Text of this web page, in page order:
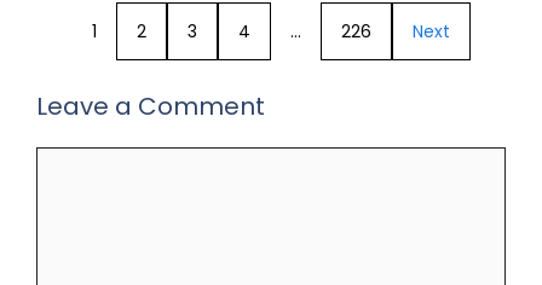
1 2 3 4 … 226 Next
Leave a Comment